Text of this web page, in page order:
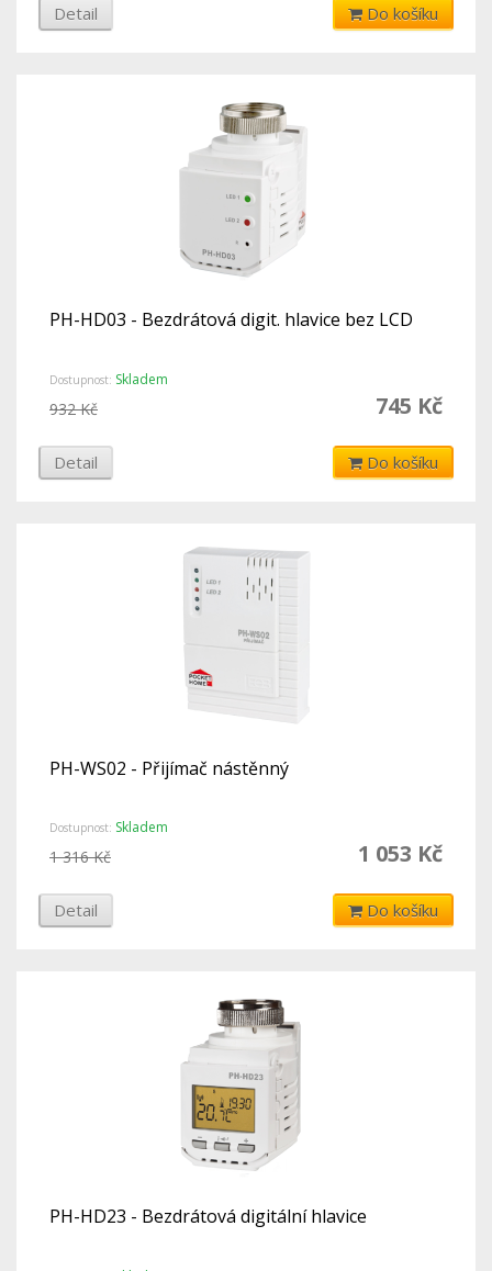
Detail Do košíku
PH-HD03 - Bezdrátová digit. hlavice bez LCD
Dostupnost: Skladem
745 Kč
932 Kč
Detail Do košíku
PH-WS02 - Přijímač nástěnný
Dostupnost: Skladem
1 053 Kč
1 316 Kč
Detail Do košíku
PH-HD23 - Bezdrátová digitální hlavice